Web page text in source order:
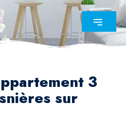
3
sur